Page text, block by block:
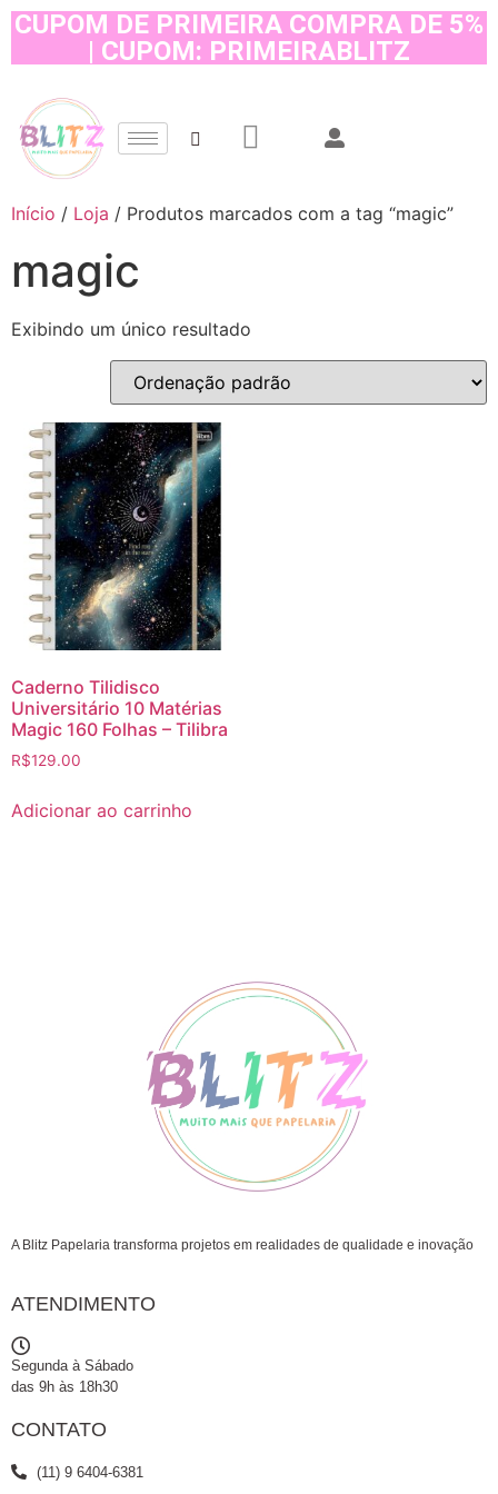
CUPOM DE PRIMEIRA COMPRA DE 5%
| CUPOM: PRIMEIRABLITZ
Início / Loja / Produtos marcados com a tag “magic”
magic
Exibindo um único resultado
Caderno Tilidisco
Universitário 10 Matérias
Magic 160 Folhas – Tilibra
R$129.00
Adicionar ao carrinho
A Blitz Papelaria transforma projetos em realidades de qualidade e inovação
ATENDIMENTO
Segunda à Sábado
das 9h às 18h30
CONTATO
(11) 9 6404-6381